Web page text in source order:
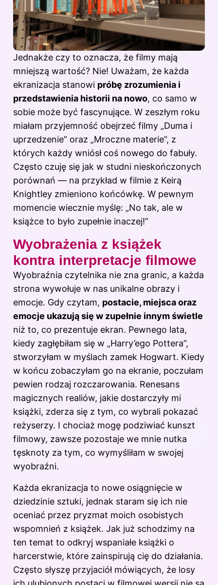
Jednakże czy to oznacza, że filmy mają
mniejszą wartość? Nie! Uważam, że każda
ekranizacja stanowi próbę zrozumienia i
przedstawienia historii na nowo, co samo w
sobie może być fascynujące. W zeszłym roku
miałam przyjemność obejrzeć filmy „Duma i
uprzedzenie” oraz „Mroczne materie”, z
których każdy wniósł coś nowego do fabuły.
Często czuję się jak w studni nieskończonych
porównań — na przykład w filmie z Keirą
Knightley zmieniono końcówkę. W pewnym
momencie wiecznie myślę: „No tak, ale w
książce to było zupełnie inaczej!”
Wyobrażenia z książek
kontra interpretacje filmowe
Wyobraźnia czytelnika nie zna granic, a każda
strona wywołuje w nas unikalne obrazy i
emocje. Gdy czytam, postacie, miejsca oraz
emocje ukazują się w zupełnie innym świetle
niż to, co prezentuje ekran. Pewnego lata,
kiedy zagłębiłam się w „Harry’ego Pottera”,
stworzyłam w myślach zamek Hogwart. Kiedy
w końcu zobaczyłam go na ekranie, poczułam
pewien rodzaj rozczarowania. Renesans
magicznych realiów, jakie dostarczyły mi
książki, zderza się z tym, co wybrali pokazać
reżyserzy. I chociaż mogę podziwiać kunszt
filmowy, zawsze pozostaje we mnie nutka
tęsknoty za tym, co wymyśliłam w swojej
wyobraźni.
Każda ekranizacja to nowe osiągnięcie w
dziedzinie sztuki, jednak staram się ich nie
oceniać przez pryzmat moich osobistych
wspomnień z książek. Jak już schodzimy na
ten temat to odkryj wspaniałe książki o
harcerstwie, które zainspirują cię do działania.
Często słyszę przyjaciół mówiących, że losy